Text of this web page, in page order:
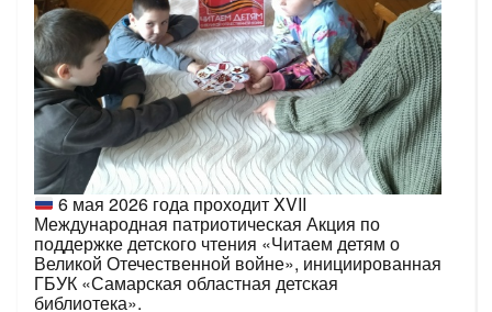
6 мая 2026 года проходит XVII
Международная патриотическая Акция по
поддержке детского чтения «Читаем детям о
Великой Отечественной войне», инициированная
ГБУК «Самарская областная детская
библиотека».